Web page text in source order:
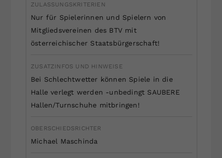
ZULASSUNGSKRITERIEN
Nur für Spielerinnen und Spielern von
Mitgliedsvereinen des BTV mit
österreichischer Staatsbürgerschaft!
ZUSATZINFOS UND HINWEISE
Bei Schlechtwetter können Spiele in die
Halle verlegt werden -unbedingt SAUBERE
Hallen/Turnschuhe mitbringen!
OBERSCHIEDSRICHTER
Michael Maschinda